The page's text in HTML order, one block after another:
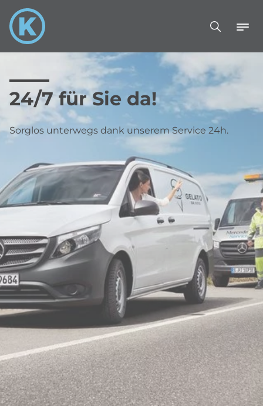
24/7 für Sie da!
Sorglos unterwegs dank unserem Service 24h.